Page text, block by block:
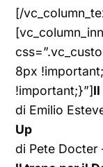
[/
8px
!important;}”]Il
di Emilio
Up
di Pete Docter